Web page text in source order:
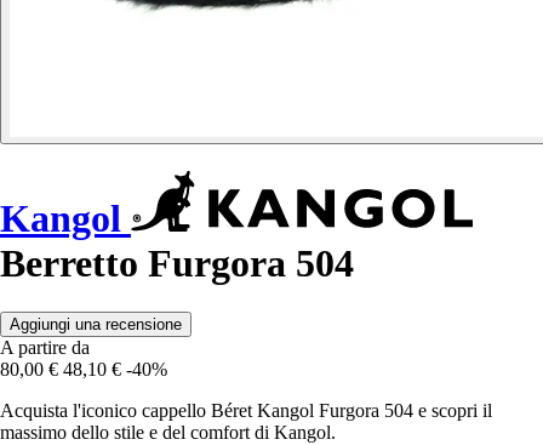
Kangol
Berretto Furgora 504
Aggiungi una recensione
A partire da
80,00 € 48,10 € -40%
Acquista l'iconico cappello Béret Kangol Furgora 504 e scopri il
massimo dello stile e del comfort di Kangol.